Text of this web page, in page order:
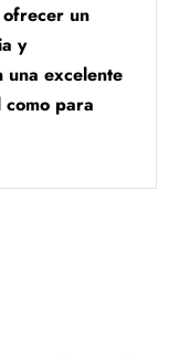
un
y
excelente
para